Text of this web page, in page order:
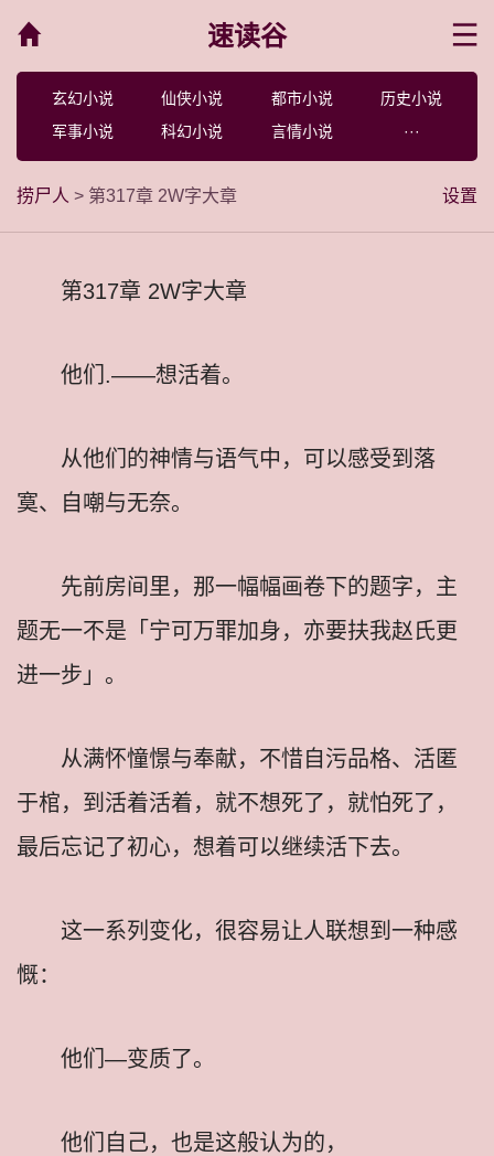
速读谷
玄幻小说 仙侠小说 都市小说
历史小说
军事小说
科幻小说 言情小说 ···
设置
捞尸人 > 第317章 2W字大章
第317章 2W字大章
他们.——想活着。
从他们的神情与语气中，可以感受到落
寞、自嘲与无奈。
先前房间里，那一幅幅画卷下的题字，主
题无一不是「宁可万罪加身，亦要扶我赵氏更
进一步」。
从满怀憧憬与奉献，不惜自污品格、活匿
于棺，到活着活着，就不想死了，就怕死了，
最后忘记了初心，想着可以继续活下去。
这一系列变化，很容易让人联想到一种感
慨：
他们—变质了。
他们自己，也是这般认为的，